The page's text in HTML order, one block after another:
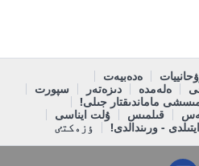
ەدەبيەت
ەلەمدە دىزەتەر
سپورت
ماماندىقتار جىلى!
قىلمىس
ۇلت ايناسى
ايتىلدى - ورىندالدى! ٶزەكتٸ